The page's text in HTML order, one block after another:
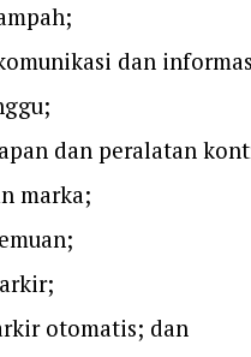
dan
dan peralatan
marka;
otomatis; dan